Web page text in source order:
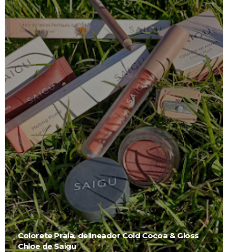
Colorete Praia, delineador Cold Cocoa & Gloss
Chloe de Saigu